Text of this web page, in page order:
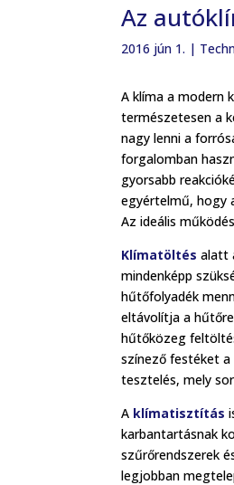
Az
2016 jún 1. |
A klíma a modern
természetesen a
nagy lenni a
forgalomban
gyorsabb
egyértelmű, hogy
Az ideális
Klímatöltés alatt
mindenképp
hűtőfolyadék
eltávolítja a
hűtőközeg
színező festéket a
tesztelés, mely
A klímatisztítás
karbantartásnak
szűrőrendszerek
legjobban